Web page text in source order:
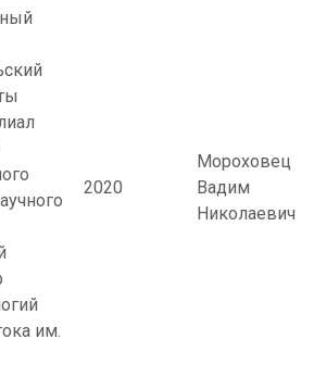
им.
2020
Мороховец
Вадим
Николаевич